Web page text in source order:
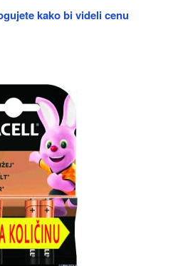
kako bi videli cenu